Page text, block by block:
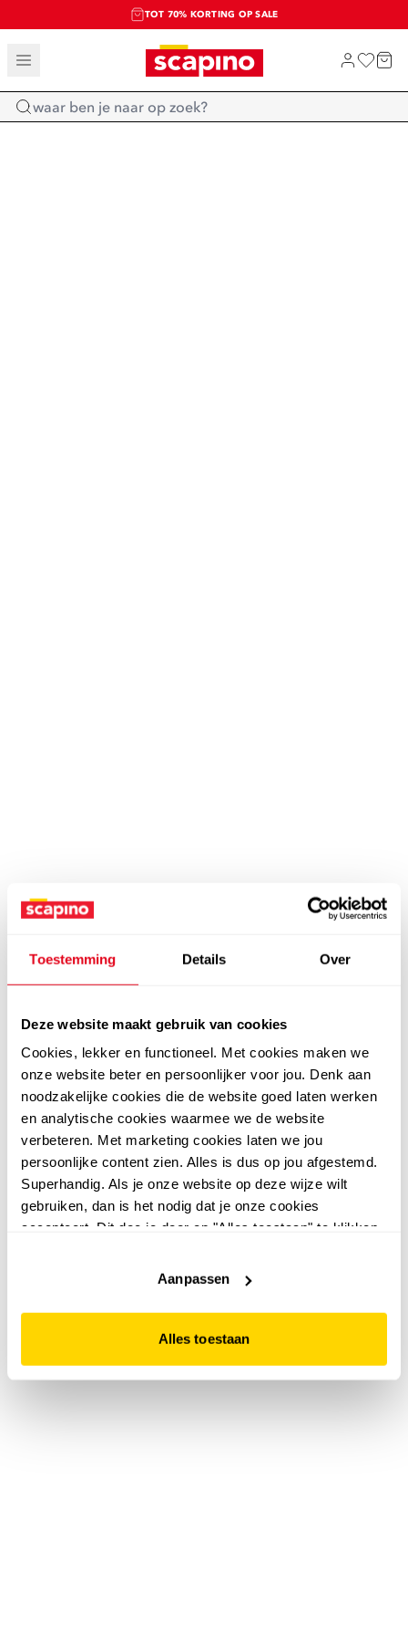
Toestemming Details Over
Deze website maakt gebruik van cookies
Cookies, lekker en functioneel. Met cookies maken we
onze website beter en persoonlijker voor jou. Denk aan
noodzakelijke cookies die de website goed laten werken
en analytische cookies waarmee we de website
verbeteren. Met marketing cookies laten we jou
persoonlijke content zien. Alles is dus op jou afgestemd.
Superhandig. Als je onze website op deze wijze wilt
gebruiken, dan is het nodig dat je onze cookies
accepteert. Dit doe je door op "Alles toestaan" te klikken.
website niet optimaal functioneert.
Aanpassen
Alles toestaan
TOT 70% KORTING OP SALE
SALE: LAATSTE KANS!
SHOP NIEUW
Home